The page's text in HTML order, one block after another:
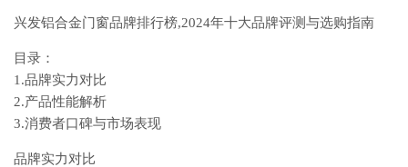
兴发铝合金门窗品牌排行榜,2024年十大品牌评测与选购指南
目录：
1.品牌实力对比
2.产品性能解析
3.消费者口碑与市场表现
品牌实力对比